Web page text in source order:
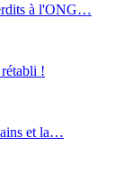
à l'ONG…
!
et la…